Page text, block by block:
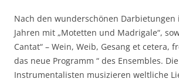
Nach den wunderschönen Darbietungen
Jahren mit „Motetten und Madrigale“,
Cantat“ – Wein, Weib, Gesang et cetera,
das neue Programm “ des Ensembles.
Instrumentalisten musizieren weltliche